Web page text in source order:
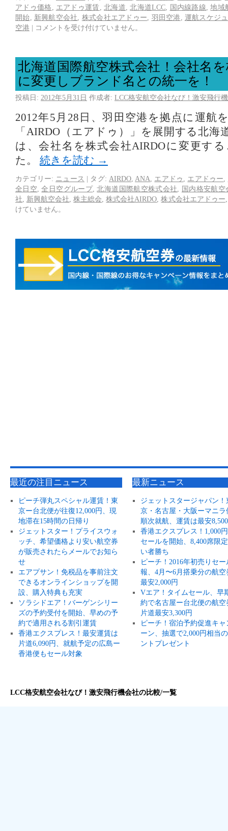
アドゥ価格
エアドゥ運賃 ,北海道 ,北海道LCC 国内線路線 ,地域
開始
新興航空会社 株式会社エアドゥー 羽田空港
運航スケジ
空港 | コメントを受け付けていません。
北海道国際航空株式会社！会社名
に変更しブランド名との統一を！
投稿日: 2012年5月31日 作成者: LCC格安航空会社なび！激安飛行
2012年5月28日、羽田空港を拠点に運航
「AIRDO（エアドゥ）」を展開する北海
は、会社名を株式会社AIRDOに変更す
た。 続きを読む →
カテゴリー: ニュース | タグ: AIRDO, ANA エアドゥ エアドゥー
全日空 ,全日空グループ,北海道国際航空株式会社
国内格安航空
社
新興航空会社 ,株主総会 ,株式会社AIRDO ,株式会社エアドゥー
けていません。
最近の注目ニュース
ピーチ弾丸スペシャル運賃！東
京ー台北便が往復12,000円、現
地滞在15時間の日帰り
ジェットスター！プライスウォ
ッチ、希望価格より安い航空券
が販売されたらメールでお知ら
せ
エアプサン！免税品を事前注文
できるオンラインショップを開
設、購入特典も充実
ソラシドエア！バーゲンシリー
ズの予約受付を開始、早めの予
約で適用される割引運賃
香港エクスプレス！最安運賃は
片道6,090円、就航予定の広島ー
香港便もセール対象
最新ニュース
ジェットスタージャパン！
京・名古屋・大阪ーマニラ
順次就航、運賃は最安
香港エクスプレス！1,000
セールを開始、8,400席限
い者勝ち
ピーチ！2016年初売りセー
報、4月〜6月搭乗分の航空
最安2,000円
Vエア！タイムセール、早
約で名古屋ー台北便の航空
片道最安3,300円
ピーチ！宿泊予約促進キャ
ーン、抽選で2,000円相当
ントプレゼント
LCC格安航空会社なび！激安飛行機会社の比較/一覧